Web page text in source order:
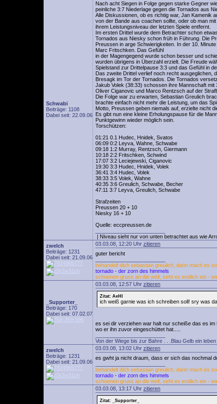
Schwabi
Beiträge: 1108
Dabei seit: 22.09.06
Nach acht Siegen in Folge gegen starke Gegner
peinliche 3:7 Niederlage gegen die Tornados aus
Alle Diskussionen, ob es richtig war, Jan Kamenik
von der Bande aus coachen sollte, oder ob man
ihrem Leistungsniveau der letzten Spiele entfernt.
Im ersten Drittel wurde dem Betrachter schon
Tornados aus Niesky schon früh in Führung. Die
Preussen in arge Schwierigkeiten. In der 10.
Marc Fritschken. Das Gefühl
in der Magengegend wurde schon besser und
wurden übrigens in Überzahl erzielt. Die Freude
Spielstand zur Drittelpause 3:3 und das Gefühl in
Das zweite Drittel verlief noch recht ausgeglichen,
Bresagk im Tor der Tornados. Die Tornados
Jakub Volek (38:33) schossen ihre Mannschaft
Oliver Ciganovic und Marco Rentzsch auf der
Die Folge war zu erwarten, Sebastian Greulich
brachte einfach nicht mehr die Leistung, um das
Motto, Preussen geben niemals auf, erzielte nicht
Es gibt nun eine kleine Erholungspause für die
Punktgewinn wieder möglich sein.
Torschützen:
01:21 0.1 Hudec, Hnidek, Svatos
06:09 0:2 Leyva, Wahne, Schwabe
09:18 1:2 Murray, Rentzsch, Giermann
10:18 2:2 Fritschken, Schwind
17:07 3:2 Leciejewski, Ciganovic
19:30 3:3 Hudec, Hnidek, Volek
36:41 3:4 Hudec, Volek
38:33 3:5 Volek, Wahne
40:35 3:6 Greulich, Schwabe, Becher
47:11 3:7 Leyva, Greulich, Schwabe
Strafzeiten
Preussen 20 + 10
Niesky 16 + 10
Quelle: eccpreussen.de
| Niveau sieht nur von unten betrachtet aus wie
zwelch
Beiträge: 1231
Dabei seit: 21.09.06
03.03.08, 12:20 Uhr zitieren
guter bericht
behandelt dich sebastian greulich, dann mach es
tornado - der zorn des himmels
schoenen gruss an die welt, seht es endlich ein -
_Supporter_
Beiträge: 170
Dabei seit: 07.02.07
03.03.08, 12:57 Uhr zitieren
Zitat: AeHl
ich weiß garnie was ich schreiben soll! sry was
es sei dir verziehen war halt nur scheiße das es
wo er ihn zuvor eingeschüttet hat.....
Von der Wiege bis zur Bahre . . .Blau Gelb ein
zwelch
Beiträge: 1231
Dabei seit: 21.09.06
03.03.08, 13:02 Uhr zitieren
es gwht ja nicht draum, dass er sich das nochmal
behandelt dich sebastian greulich, dann mach es
tornado - der zorn des himmels
schoenen gruss an die welt, seht es endlich ein -
03.03.08, 13:17 Uhr zitieren
Zitat: _Supporter_